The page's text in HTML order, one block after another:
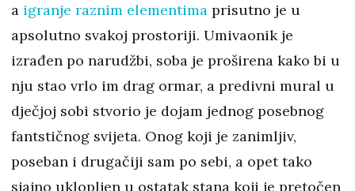
a igranje raznim elementima prisutno je u
apsolutno svakoj prostoriji. Umivaonik je
izrađen po narudžbi, soba je proširena kako bi u
nju stao vrlo im drag ormar, a predivni mural u
dječjoj sobi stvorio je dojam jednog posebnog
fantstičnog svijeta. Onog koji je zanimljiv,
poseban i drugačiji sam po sebi, a opet tako
sjajno uklopljen u ostatak stana koji je pretočen